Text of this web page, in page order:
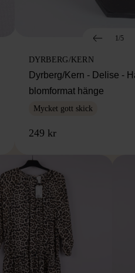
1/5
DYRBERG/KERN
Dyrberg/Kern - Delise -
blomformat hänge
Mycket gott skick
249 kr